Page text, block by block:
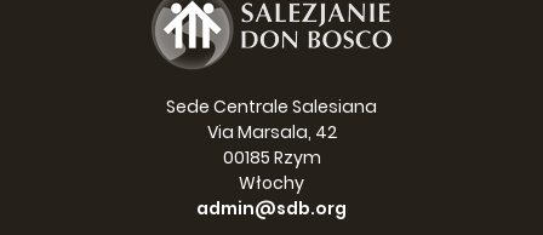
Sede Centrale Salesiana
Via Marsala, 42
00185 Rzym
Włochy
admin@sdb.org